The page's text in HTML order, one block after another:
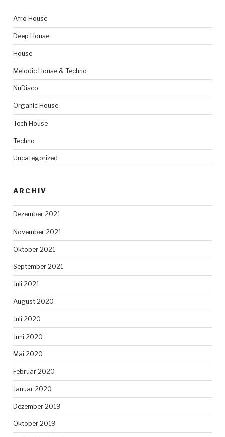
Afro House
Deep House
House
Melodic House & Techno
NuDisco
Organic House
Tech House
Techno
Uncategorized
ARCHIV
Dezember 2021
November 2021
Oktober 2021
September 2021
Juli 2021
August 2020
Juli 2020
Juni 2020
Mai 2020
Februar 2020
Januar 2020
Dezember 2019
Oktober 2019